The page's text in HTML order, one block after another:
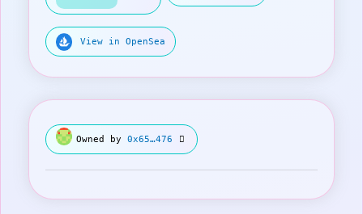
View in OpenSea
Owned by0x65…476